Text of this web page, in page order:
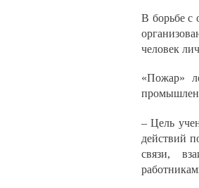
В борьбе с
человек
«Пожар»
– Цель
действий
связи,